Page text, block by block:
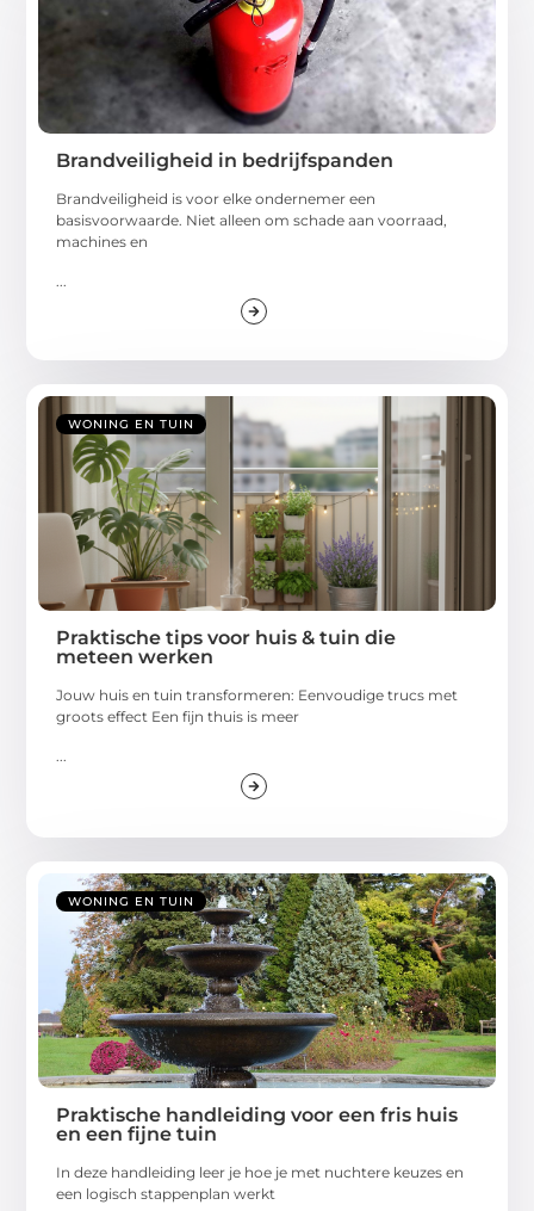
Brandveiligheid in bedrijfspanden
Brandveiligheid is voor elke ondernemer een
basisvoorwaarde. Niet alleen om schade aan voorraad,
machines en
WONING EN TUIN
Praktische tips voor huis & tuin die
meteen werken
Jouw huis en tuin transformeren: Eenvoudige trucs met
groots effect Een fijn thuis is meer
WONING EN TUIN
Praktische handleiding voor een fris huis
en een fijne tuin
In deze handleiding leer je hoe je met nuchtere keuzes en
een logisch stappenplan werkt